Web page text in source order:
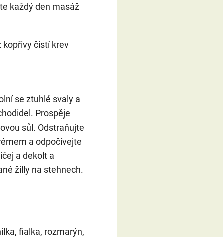
každý den masáž
kopřivy čistí krev
se ztuhlé svaly a
Prospěje
sůl. Odstraňujte
a odpočívejte
a dekolt a
žilly na stehnech.
fialka, rozmarýn,